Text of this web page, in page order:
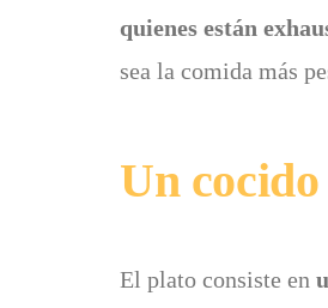
quienes están
sea la comida más
Un
El plato consiste en